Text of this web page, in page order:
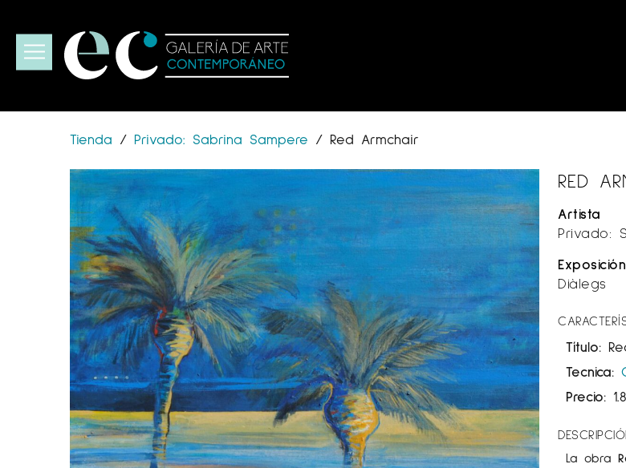
Tienda / Privado: Sabrina Sampere / Red Armchair
RED
Artista
Privado:
Diàlegs
Título:
Tecnica:
Precio:
La obra